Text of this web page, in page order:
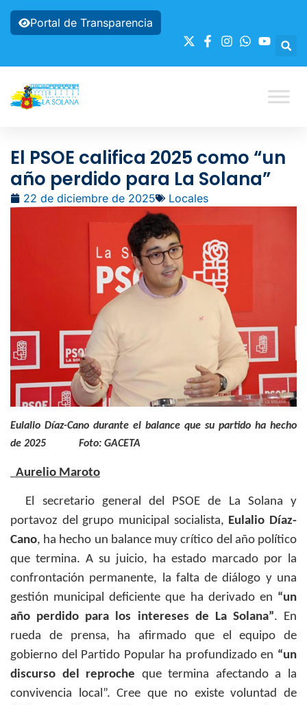
Portal de Transparencia
El PSOE califica 2025 como “un
año perdido para La Solana”
22 de diciembre de 2025 Locales
Eulalio Díaz-Cano durante el balance que su partido ha hecho
de 2025 Foto: GACETA
Aurelio Maroto
El secretario general del PSOE de La Solana y
portavoz del grupo municipal socialista, Eulalio Díaz-
Cano, ha hecho un balance muy crítico del año político
que termina. A su juicio, ha estado marcado por la
confrontación permanente, la falta de diálogo y una
gestión municipal deficiente que ha derivado en “un
año perdido para los intereses de La Solana”. En
rueda de prensa, ha afirmado que el equipo de
gobierno del Partido Popular ha profundizado en “un
discurso del reproche que termina afectando a la
convivencia local”. Cree que no existe voluntad de